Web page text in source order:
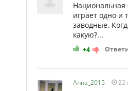
Национальная
играет одно и
заводные.
какую?...
+4
Anna_2015 22